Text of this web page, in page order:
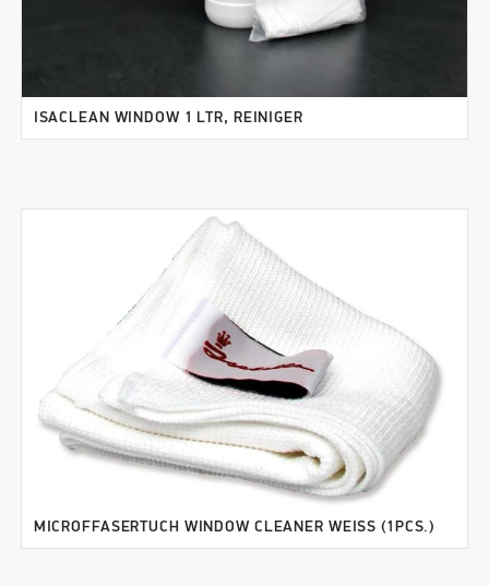
ISACLEAN WINDOW 1 LTR, REINIGER
MICROFFASERTUCH WINDOW CLEANER WEISS (1PCS.)